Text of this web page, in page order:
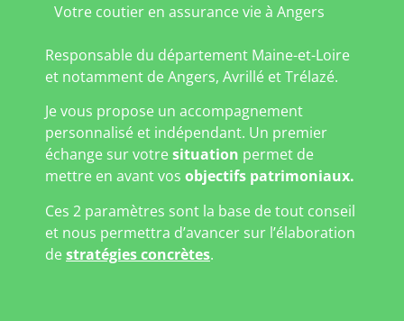
Votre coutier en assurance vie à Angers
Responsable du département Maine-et-Loire
et notamment de Angers, Avrillé et Trélazé.
Je vous propose un accompagnement
personnalisé et indépendant. Un premier
échange sur votresituation permet de
mettre en avant vos objectifs patrimoniaux.
Ces 2 paramètres sont la base de tout conseil
et nous permettra d’avancer sur l’élaboration
destratégies concrètes.